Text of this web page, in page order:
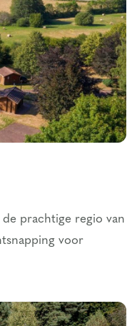
prachtige regio van
voor